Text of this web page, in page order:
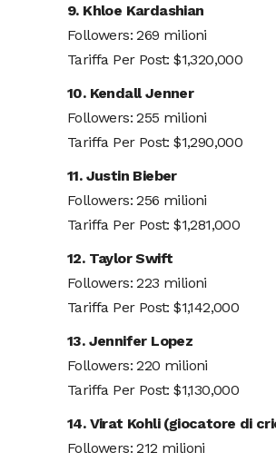
9. Khloe Kardashian
Followers: 269 milioni
Tariffa Per Post: $1,320,000
10. Kendall Jenner
Followers: 255 milioni
Tariffa Per Post: $1,290,000
11. Justin Bieber
Followers: 256 milioni
Tariffa Per Post: $1,281,000
12. Taylor Swift
Followers: 223 milioni
Tariffa Per Post: $1,142,000
13. Jennifer Lopez
Followers: 220 milioni
Tariffa Per Post: $1,130,000
14. Virat Kohli (giocatore di
Followers: 212 milioni